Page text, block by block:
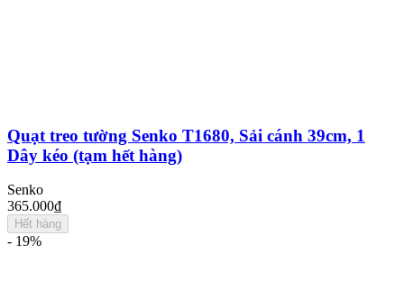
Quạt treo tường Senko T1680, Sải cánh 39cm, 1
Dây kéo (tạm hết hàng)
Senko
365.000₫
Hết hàng
- 19%